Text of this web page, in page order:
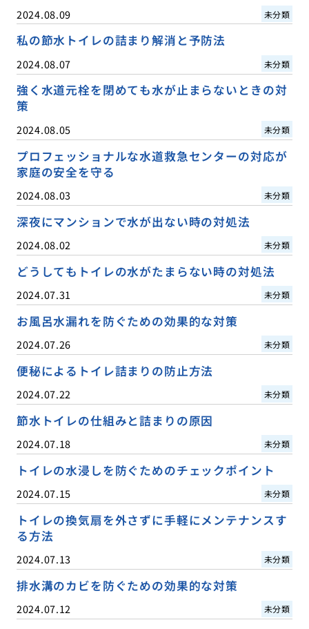
2024.08.09 未分類
私の節水トイレの詰まり解消と予防法
2024.08.07 未分類
強く水道元栓を閉めても水が止まらないときの対
策
2024.08.05 未分類
プロフェッショナルな水道救急センターの対応が
家庭の安全を守る
2024.08.03 未分類
深夜にマンションで水が出ない時の対処法
2024.08.02 未分類
どうしてもトイレの水がたまらない時の対処法
2024.07.31 未分類
お風呂水漏れを防ぐための効果的な対策
2024.07.26 未分類
便秘によるトイレ詰まりの防止方法
2024.07.22 未分類
節水トイレの仕組みと詰まりの原因
2024.07.18 未分類
トイレの水浸しを防ぐためのチェックポイント
2024.07.15 未分類
トイレの換気扇を外さずに手軽にメンテナンスす
る方法
2024.07.13 未分類
排水溝のカビを防ぐための効果的な対策
2024.07.12 未分類